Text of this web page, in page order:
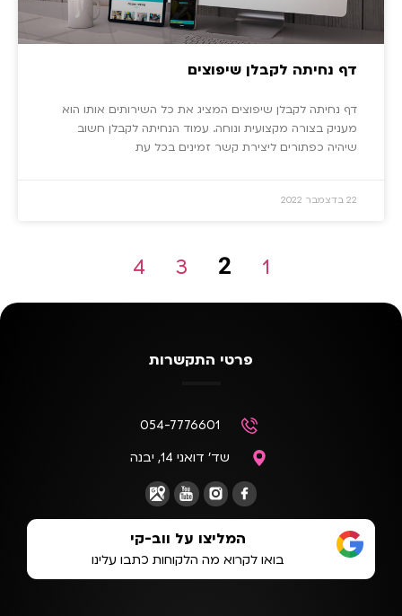
דף נחיתה לקבלן שיפוצים
דף נחיתה לקבלן שיפוצים המציג את כל השירותים אותו הוא
מעניק בצורה מקצועית ונוחה. עמוד הנחיתה לקבלן חשוב
שיהיה כפתורים ליצירת קשר זמינים בכל עת
22 בדצמבר 2022
1
2
3
4
פרטי התקשרות
054-7776601
שד' דואני 14, יבנה
המליצו על ווב-קי
בואו לקרוא מה הלקוחות כתבו עלינו